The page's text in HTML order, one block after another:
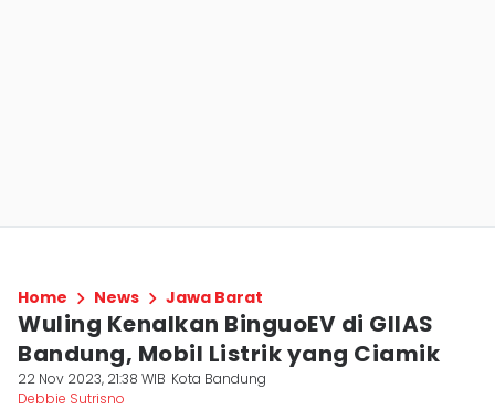
Home News Jawa Barat
Wuling Kenalkan BinguoEV di GIIAS
Bandung, Mobil Listrik yang Ciamik
22 Nov 2023, 21:38 WIB Kota Bandung
Debbie Sutrisno